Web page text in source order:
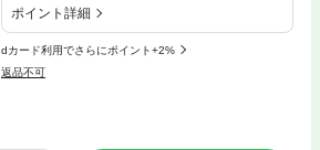
ポイント詳細
dカード利用でさらにポイント+2%
返品不可